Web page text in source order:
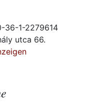
36-1-2279614
utca 66.